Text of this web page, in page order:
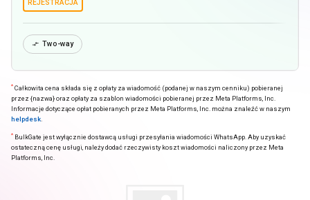
REJESTRACJA
 Two-way
* Całkowita cena składa się z opłaty za wiadomość (podanej w naszym cenniku) pobieranej
przez {nazwa} oraz opłaty za szablon wiadomości pobieranej przez Meta Platforms, Inc.
Informacje dotyczące opłat pobieranych przez Meta Platforms, Inc. można znaleźć w naszym
helpdesk.
* BulkGate jest wyłącznie dostawcą usługi przesyłania wiadomości WhatsApp. Aby uzyskać
ostateczną cenę usługi, należy dodać rzeczywisty koszt wiadomości naliczony przez Meta
Platforms, Inc.